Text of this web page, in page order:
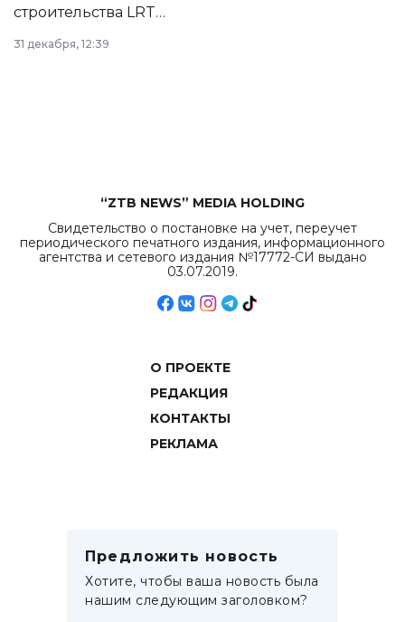
строительства LRT
в Астане из
республиканского
31 декабря, 12:39
“ZTB NEWS” MEDIA HOLDING
Свидетельство о постановке на учет, переучет
периодического печатного издания, информационного
агентства и сетевого издания №17772-СИ выдано
03.07.2019.
О ПРОЕКТЕ
РЕДАКЦИЯ
КОНТАКТЫ
РЕКЛАМА
Предложить новость
Хотите, чтобы ваша новость была
нашим следующим заголовком?